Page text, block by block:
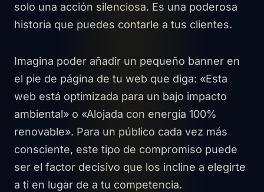
solo una acción silenciosa. Es una poderosa
historia que puedes contarle a tus clientes.
Imagina poder añadir un pequeño banner en
el pie de página de tu web que diga: «Esta
web está optimizada para un bajo impacto
ambiental» o «Alojada con energía 100%
renovable». Para un público cada vez más
consciente, este tipo de compromiso puede
ser el factor decisivo que los incline a elegirte
a ti en lugar de a tu competencia.